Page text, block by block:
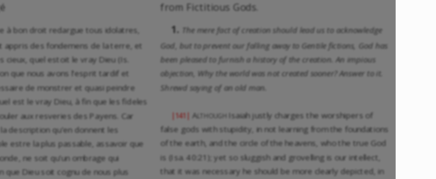
from Fictitious Gods.
à bon droit redargue tous idolatres,
appris des fondemens de la terre, et
cieux, quel estoit le vray Dieu (Is.
que nous avons l’esprit tardif et
de monstrer et quasi peindre
est le vray Dieu, à fin que les fideles
aux resveries des Payens. Car
description qu’en donnent les
estre la plus passable, assavoir que
ne soit qu’un ombrage qui
que Dieu soit cognu de nous plus
1. The mere fact of creation should lead us to acknowledge
God, but to prevent our falling away to Gentile fictions, God has
been pleased to furnish a history of the creation. An impious
objection, Why the world was not created sooner? Answer to it.
Shrewd saying of an old man.
|141| Although Isaiah justly charges the worshipers of
false gods with stupidity, in not learning from the foundations
of the earth, and the circle of the heavens, who the true God
is (Isa. 40:21); yet so sluggish and grovelling is our intellect,
that it was necessary he should be more clearly depicted, in